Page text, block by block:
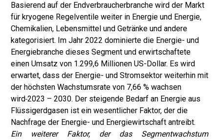
Basierend auf der Endverbraucherbranche wird der Markt
für kryogene Regelventile weiter in Energie und Energie,
Chemikalien, Lebensmittel und Getränke und andere
kategorisiert. Im Jahr 2022 dominierte die Energie- und
Energiebranche dieses Segment und erwirtschaftete
einen Umsatz von 1.299,6 Millionen US-Dollar. Es wird
erwartet, dass der Energie- und Stromsektor weiterhin mit
der höchsten Wachstumsrate von 7,66 % wachsen
wird 2023 – 2030. Der steigende Bedarf an Energie aus
Flüssigerdgasen ist ein wesentlicher Faktor, der die
Nachfrage der Energie- und Energiewirtschaft antreibt.
Ein weiterer Faktor, der das Segmentwachstum